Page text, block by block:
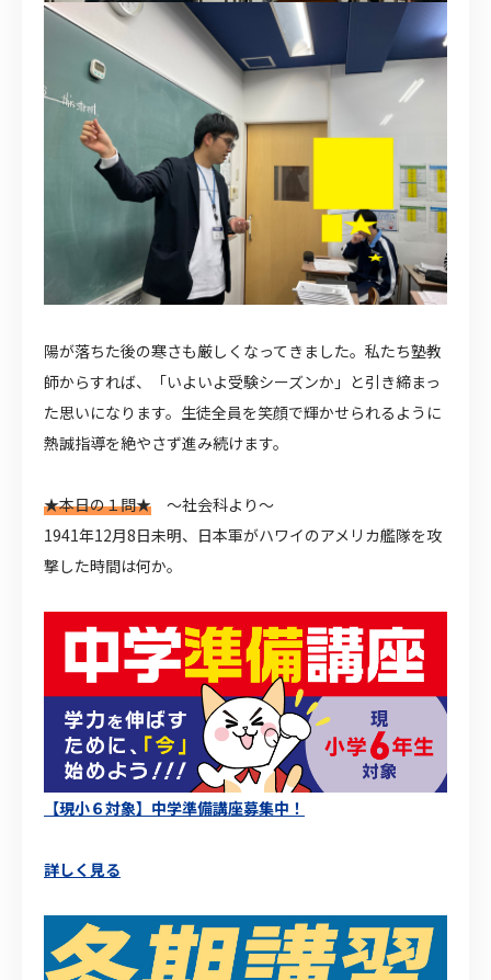
陽が落ちた後の寒さも厳しくなってきました。私たち塾教
師からすれば、「いよいよ受験シーズンか」と引き締まっ
た思いになります。生徒全員を笑顔で輝かせられるように
熱誠指導を絶やさず進み続けます。
★本日の１問★ ～社会科より～
1941年12月8日未明、日本軍がハワイのアメリカ艦隊を攻
撃した時間は何か。
【現小６対象】中学準備講座募集中！
詳しく見る